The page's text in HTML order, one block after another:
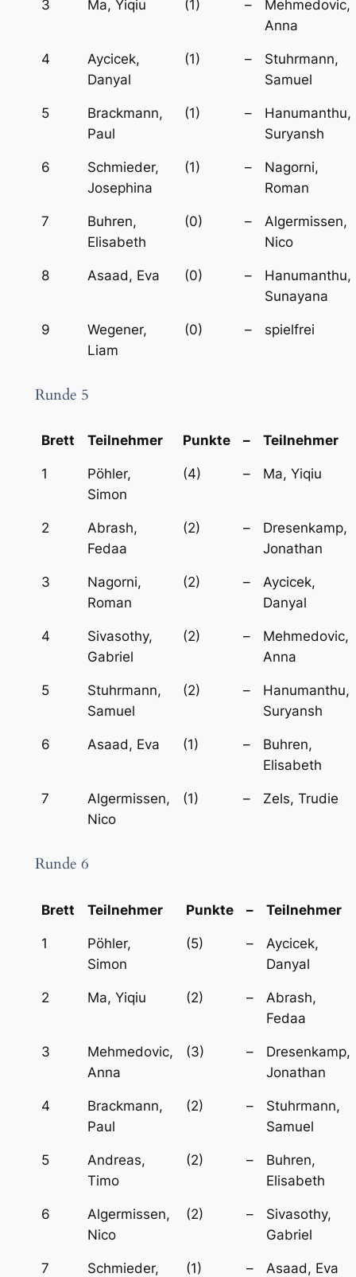
3 Ma, Yiqiu (1) –
Mehmedovic,
Anna
4
Aycicek,
Danyal
(1) –
Stuhrmann,
Samuel
5
Brackmann,
Paul
(1) –
Hanumanthu,
Suryansh
6
Schmieder,
Josephina
(1) –
Nagorni,
Roman
7
Buhren,
Elisabeth
(0) –
Algermissen,
Nico
8 Asaad, Eva (0) –
Hanumanthu,
Sunayana
9
Wegener,
Liam
(0) – spielfrei
Runde 5
Brett Teilnehmer Punkte – Teilnehmer
1
Pöhler,
Simon
(4) – Ma, Yiqiu
2
Abrash,
Fedaa
(2) –
Dresenkamp,
Jonathan
3
Nagorni,
Roman
(2) –
Aycicek,
Danyal
4
Sivasothy,
Gabriel
(2) –
Mehmedovic,
Anna
5
Stuhrmann,
Samuel
(2) –
Hanumanthu,
Suryansh
6 Asaad, Eva (1) –
Buhren,
Elisabeth
7
Algermissen,
Nico
(1) – Zels, Trudie
Runde 6
Brett Teilnehmer Punkte – Teilnehmer
1
Pöhler,
Simon
(5) –
Aycicek,
Danyal
2 Ma, Yiqiu (2) –
Abrash,
Fedaa
3
Mehmedovic,
Anna
(3) –
Dresenkamp,
Jonathan
4
Brackmann,
Paul
(2) –
Stuhrmann,
Samuel
5
Andreas,
Timo
(2) –
Buhren,
Elisabeth
6
Algermissen,
Nico
(2) –
Sivasothy,
Gabriel
7 Schmieder, (1) – Asaad, Eva